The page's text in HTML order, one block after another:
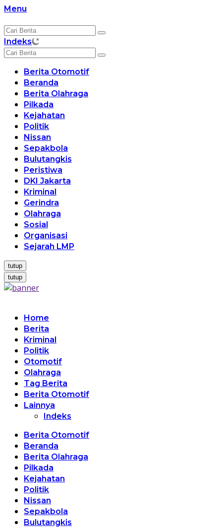
Langsung
konten
Menu
Indeks
Berita Otomotif
Beranda
Berita Olahraga
Pilkada
Kejahatan
Politik
Nissan
Sepakbola
Bulutangkis
Peristiwa
DKI Jakarta
Kriminal
Gerindra
Olahraga
Sosial
Organisasi
Sejarah LMP
tutup
tutup
Home
Berita
Kriminal
Politik
Otomotif
Olahraga
Tag Berita
Berita Otomotif
Lainnya
Indeks
Berita Otomotif
Beranda
Berita Olahraga
Pilkada
Kejahatan
Politik
Nissan
Sepakbola
Bulutangkis